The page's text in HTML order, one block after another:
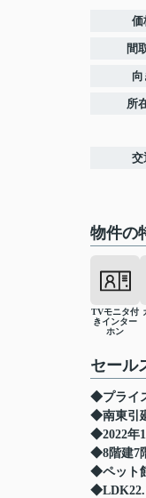
価
間
向
所
交
物件の
TVモニタ付
きインター
ホン
セール
◆プライ
◆南東引
◆2022年
◆8階建7
◆ペット